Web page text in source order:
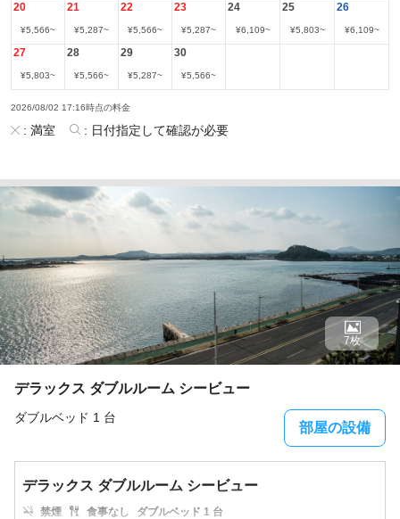
20
¥5,566~
21
¥5,287~
22
¥5,566~
23
¥5,287~
24
¥6,109~
25
¥5,803~
26
¥6,109~
27
¥5,803~
28
¥5,566~
29
¥5,287~
30
¥5,566~
2026/08/02 17:16時点の料金
: 満室 : 日付指定して確認が必要
デラックス ダブルルーム シービュー
ダブルベッド 1 台
部屋の設備
7枚
デラックス ダブルルーム シービュー
禁煙 食事なし
ダブルベッド 1 台